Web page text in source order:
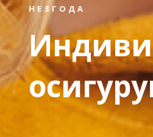
НЕЗГОДА